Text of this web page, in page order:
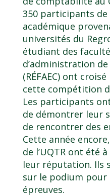
350 participants de
académique
universités du
étudiant des
d’administration de
(RÉFAEC) ont
cette compétition
Les participants
de démontrer leur
de rencontrer des
Cette année
de l’UQTR ont été
leur réputation. Ils
sur le podium pour
épreuves.